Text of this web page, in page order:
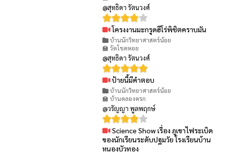
@สุทธิดา รัตนวงศ์
โครงงานมะกรูดฮีโร่พิชิตคราบมัน
บ้านนักวิทยาศาสตร์น้อย
🏫 วัดโขดหอย
@สุทธิดา รัตนวงศ์
ป้ายนี้มีคำตอบ
บ้านนักวิทยาศาสตร์น้อย
🏫 บ้านคลองครก
@วรัญญา พูลพฤกษ์
Science Show เรื่อง ภูเขาไฟระเบิด
ของนักเรียนระดับปฐมวัย โรงเรียนบ้าน
หนองบัวทอง